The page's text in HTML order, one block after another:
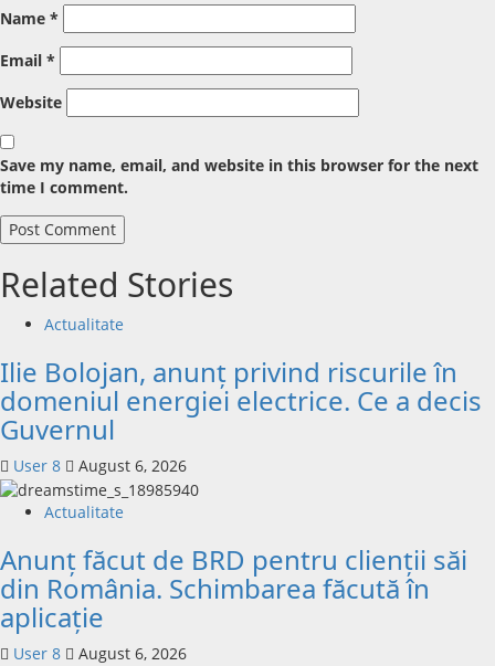
Name *
Email *
Website
Save my name, email, and website in this browser for the next
time I comment.
Related Stories
Actualitate
Ilie Bolojan, anunț privind riscurile în
domeniul energiei electrice. Ce a decis
Guvernul
User 8 August 6, 2026
Actualitate
Anunț făcut de BRD pentru clienții săi
din România. Schimbarea făcută în
aplicație
User 8 August 6, 2026